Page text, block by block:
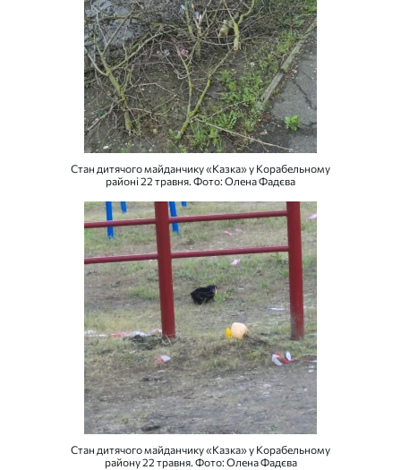
Стан дитячого майданчику «Казка» у Корабельному
районі 22 травня. Фото: Олена Фадєва
Стан дитячого майданчику «Казка» у Корабельному
району 22 травня. Фото: Олена Фадєва